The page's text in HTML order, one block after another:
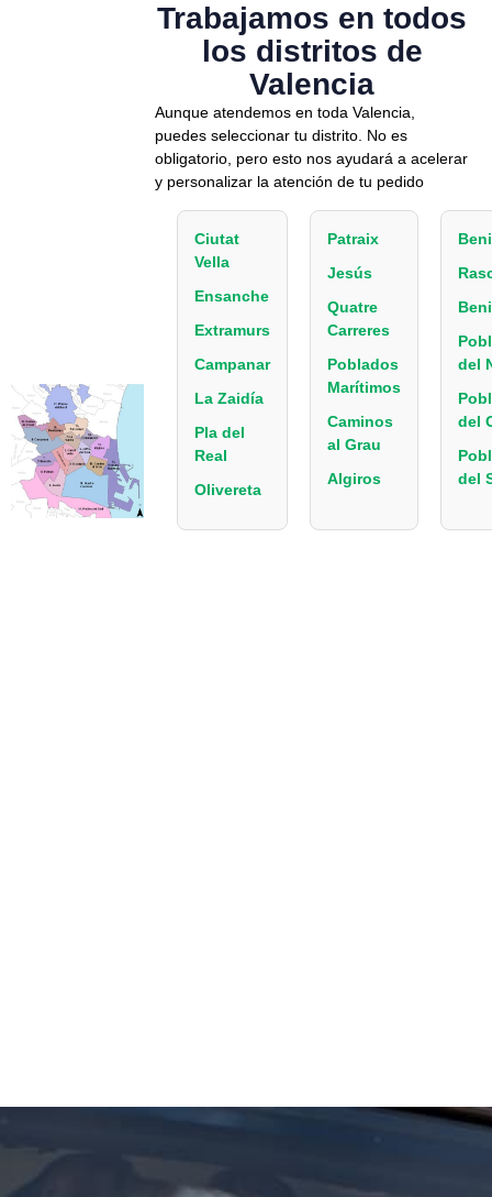
Trabajamos en todos
los distritos de
Valencia
Aunque atendemos en toda Valencia,
puedes seleccionar tu distrito. No es
obligatorio, pero esto nos ayudará a acelerar
y personalizar la atención de tu pedido
Ciutat
Vella
Ensanche
Extramurs
Campanar
La Zaidía
Pla del
Real
Olivereta
Patraix
Jesús
Quatre
Carreres
Poblados
Marítimos
Caminos
al Grau
Algiros
del
del
del